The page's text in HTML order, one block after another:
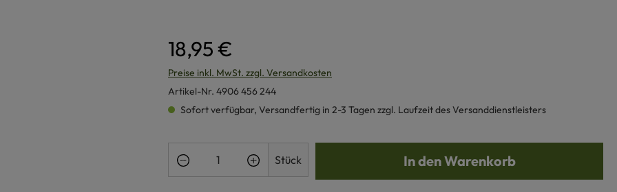
18,95 €
Preise inkl. MwSt. zzgl. Versandkosten
Artikel-Nr. 4906 456 244
Sofort verfügbar, Versandfertig in 2-3 Tagen zzgl. Laufzeit des Versanddienstleisters
Produkt Anzahl: Gib den gewünschten Wert ein oder
Stück In den Warenkorb